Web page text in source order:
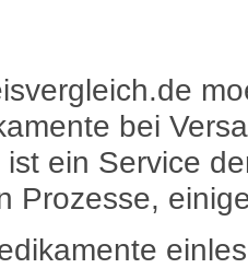
bei
ein Service
Prozesse,